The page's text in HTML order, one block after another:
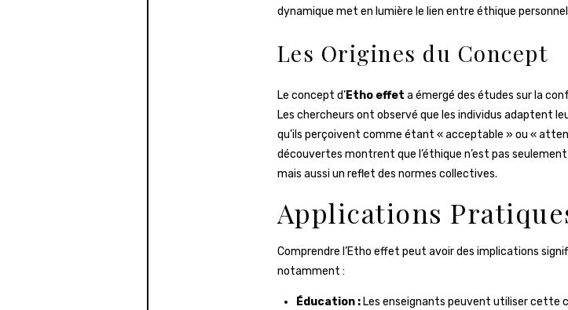
dynamique met en lumière le lien entre éthique
Les Origines du Concept
Le concept d’Etho effet a émergé des études sur la
Les chercheurs ont observé que les individus adaptent
qu’ils perçoivent comme étant « acceptable » ou «
découvertes montrent que l’éthique n’est pas
mais aussi un reflet des normes collectives.
Applications
Comprendre l’Etho effet peut avoir des implications
notamment :
Éducation :Les enseignants peuvent utiliser cette